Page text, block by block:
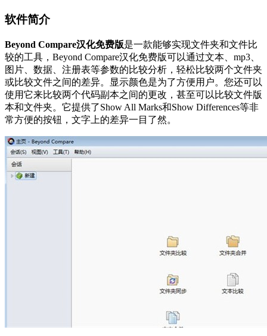
软件简介
Beyond Compare汉化免费版是一款能够实现文件夹和文件比
较的工具，Beyond Compare汉化免费版可以通过文本、mp3、
图片、数据、注册表等参数的比较分析，轻松比较两个文件夹
或比较文件之间的差异。显示颜色是为了方便用户。您还可以
使用它来比较两个代码副本之间的更改，甚至可以比较文件版
本和文件夹。它提供了Show All Marks和Show Differences等非
常方便的按钮，文字上的差异一目了然。